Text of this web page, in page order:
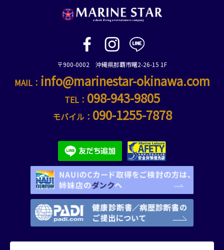
〒900-0002 沖縄県那覇市曙2-26-15 1F
MAIL： info@marinestar-okinawa.com
TEL： 098-943-9805
モバイル： 090-1255-7878